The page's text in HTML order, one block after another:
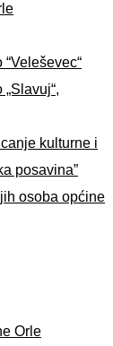
kulturne i
posavina”
osoba općine
Orle